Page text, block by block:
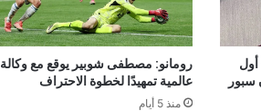
سبور
رومانو: مصطفى شوبير يوقع مع وكالة
عالمية تمهيدًا لخطوة الاحتراف
منذ 5 أيام